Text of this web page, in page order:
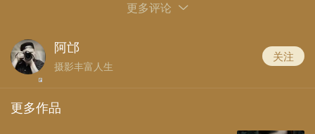
更多评论
阿邙
摄影丰富人生
关注
更多作品